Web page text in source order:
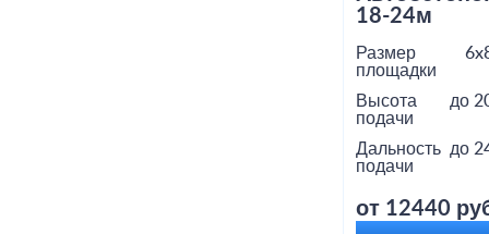
18-24м
Размер
площадки
Высота
подачи
до
Дальность
подачи
до
от 12440